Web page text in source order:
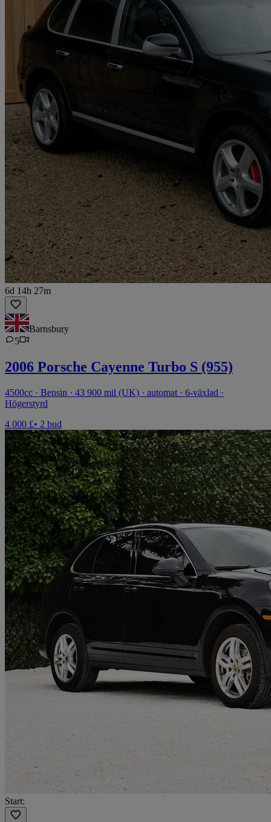
6d 14h 27m
Barnsbury
5
2006 Porsche Cayenne Turbo S (955)
4500cc · Bensin · 43 900 mil (UK) · automat · 6-växlad ·
Högerstyrd
4 000 £• 2 bud
Start: